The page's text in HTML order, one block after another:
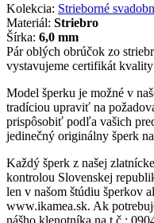
Kolekcia: Strieborné
Materiál: Striebro
Šírka: 6,0 mm
Pár oblých obrúčok zo
vystavujeme certifikát
Model šperku je možné v
tradíciou upraviť na
prispôsobiť podľa vašich
jedinečný originálny šperk
Každý šperk z našej
kontrolou Slovenskej
len v našom štúdiu šperkov
www.ikamea.sk. Ak
nášho klenotníka na t.č.: